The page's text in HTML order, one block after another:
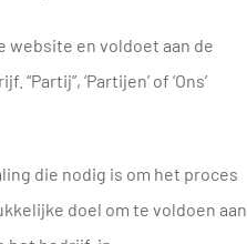
website en voldoet aan de
“Partij”, ‘Partijen’ of ‘Ons’
die nodig is om het proces
doel om te voldoen aan